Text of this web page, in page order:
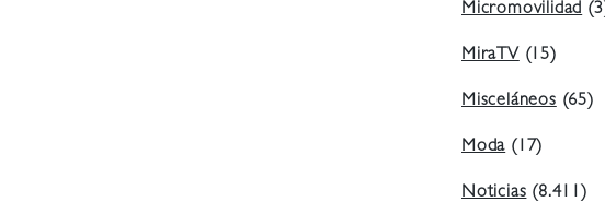
Micromovilidad
MiraTV(15)
Misceláneos(65)
Moda(17)
Noticias(8.411)